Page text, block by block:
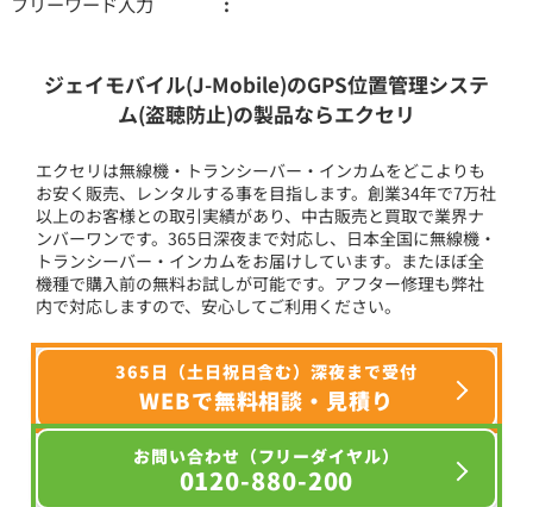
ジェイモバイル(J-Mobile)のGPS位置管理システ
ム(盗聴防止)の製品ならエクセリ
エクセリは無線機・トランシーバー・インカムをどこよりも
お安く販売、レンタルする事を目指します。創業34年で7万社
以上のお客様との取引実績があり、中古販売と買取で業界ナ
ンバーワンです。365日深夜まで対応し、日本全国に無線機・
トランシーバー・インカムをお届けしています。またほぼ全
機種で購入前の無料お試しが可能です。アフター修理も弊社
内で対応しますので、安心してご利用ください。
365日（土日祝日含む）深夜まで受付
WEBで無料相談・見積り
お問い合わせ（フリーダイヤル）
0120-880-200